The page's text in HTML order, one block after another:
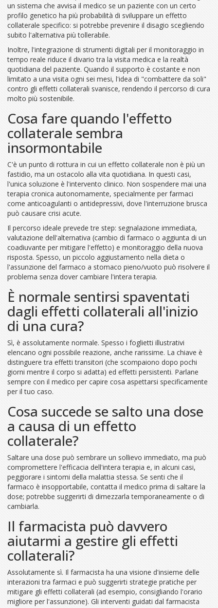
un sistema che avvisa il medico se un paziente con un certo
profilo genetico ha più probabilità di sviluppare un effetto
collaterale specifico: si potrebbe prevenire il disagio scegliendo
subito l'alternativa più tollerabile.
Inoltre, l'integrazione di strumenti digitali per il monitoraggio in
tempo reale riduce il divario tra la visita medica e la realtà
quotidiana del paziente. Quando il supporto è costante e non
limitato a una visita ogni sei mesi, l'idea di "combattere da soli"
contro gli effetti collaterali svanisce, rendendo il percorso di cura
molto più sostenibile.
Cosa fare quando l'effetto
collaterale sembra
insormontabile
C'è un punto di rottura in cui un effetto collaterale non è più un
fastidio, ma un ostacolo alla vita quotidiana. In questi casi,
l'unica soluzione è l'intervento clinico. Non sospendere mai una
terapia cronica autonomamente, specialmente per farmaci
come anticoagulanti o antidepressivi, dove l'interruzione brusca
può causare crisi acute.
Il percorso ideale prevede tre step: segnalazione immediata,
valutazione dell'alternativa (cambio di farmaco o aggiunta di un
coadiuvante per mitigare l'effetto) e monitoraggio della nuova
risposta. Spesso, un piccolo aggiustamento nella dieta o
l'assunzione del farmaco a stomaco pieno/vuoto può risolvere il
problema senza dover cambiare l'intera terapia.
È normale sentirsi spaventati
dagli effetti collaterali all'inizio
di una cura?
Sì, è assolutamente normale. Spesso i foglietti illustrativi
elencano ogni possibile reazione, anche rarissime. La chiave è
distinguere tra effetti transitori (che scompaiono dopo pochi
giorni mentre il corpo si adatta) ed effetti persistenti. Parlane
sempre con il medico per capire cosa aspettarsi specificamente
per il tuo caso.
Cosa succede se salto una dose
a causa di un effetto
collaterale?
Saltare una dose può sembrare un sollievo immediato, ma può
compromettere l'efficacia dell'intera terapia e, in alcuni casi,
peggiorare i sintomi della malattia stessa. Se senti che il
farmaco è insopportabile, contatta il medico prima di saltare la
dose; potrebbe suggerirti di dimezzarla temporaneamente o di
cambiarla.
Il farmacista può davvero
aiutarmi a gestire gli effetti
collaterali?
Assolutamente sì. Il farmacista ha una visione d'insieme delle
interazioni tra farmaci e può suggerirti strategie pratiche per
mitigare gli effetti collaterali (ad esempio, consigliando l'orario
migliore per l'assunzione). Gli interventi guidati dal farmacista